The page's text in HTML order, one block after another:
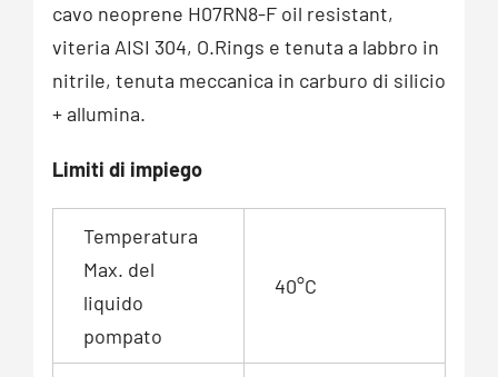
cavo neoprene H07RN8-F oil resistant,
viteria AISI 304, O.Rings e tenuta a labbro in
nitrile, tenuta meccanica in carburo di silicio
+ allumina.
Limiti di impiego
Temperatura
Max. del
liquido
pompato
40°C